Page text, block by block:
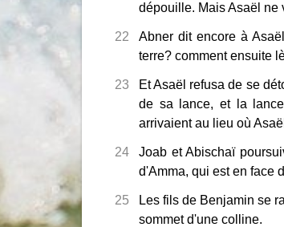
dépouille. Mais Asaël ne
22
Abner dit encore à
terre? comment ensuite
23
Et Asaël refusa de se
de sa lance, et la
arrivaient au lieu où
24
Joab et Abischaï
d'Amma, qui est en face
25
Les fils de Benjamin se
sommet d'une colline.